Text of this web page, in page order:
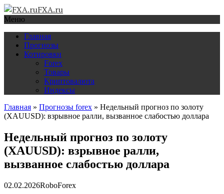
FXA.ru
Меню
Главная
Прогнозы
Котировки
Forex
Товары
Криптовалюта
Индексы
Главная » Прогнозы forex » Недельный прогноз по золоту
(XAUUSD): взрывное ралли, вызванное слабостью доллара
Недельный прогноз по золоту
(XAUUSD): взрывное ралли,
вызванное слабостью доллара
02.02.2026RoboForex